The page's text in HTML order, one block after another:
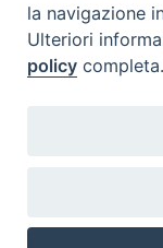
Ufficio Amministrativo,
la navigazione
Ulteriori
policy completa.